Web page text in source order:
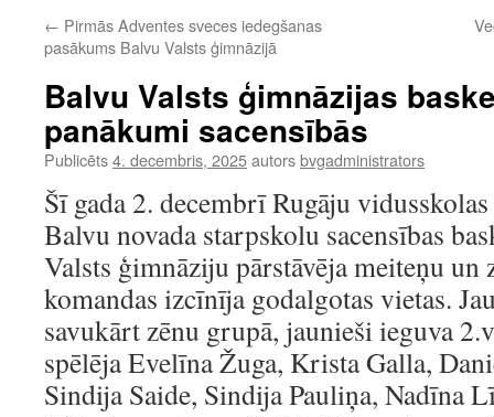
← Pirmās Adventes sveces iedegšanas
pasākums Balvu Valsts ģimnāzijā
Balvu Valsts ģimnāzijas
panākumi sacensībās
Publicēts4. decembris, 2025autorsbvgadministrators
Šī gada 2. decembrī Rugāju
Balvu novada starpskolu sacensības
Valsts ģimnāziju pārstāvēja meiteņu un
komandas izcīnīja godalgotas vietas.
savukārt zēnu grupā, jaunieši ieguva
spēlēja Evelīna Žuga, Krista Galla,
Sindija Saide, Sindija Pauliņa, Nadīna